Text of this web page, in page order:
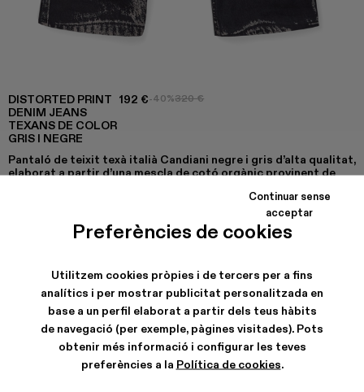
Preferències de cookies
Utilitzem cookies pròpies i de tercers per a fins
analítics i per mostrar publicitat personalitzada en
base a un perfil elaborat a partir dels teus hàbits
de navegació (per exemple, pàgines visitades). Pots
obtenir més informació i configurar les teves
preferències a la Política de cookies.
Continuar sense
acceptar
DISTORTED PRINT
DENIM JEANS
TEXANS DE COLOR
GRIS I NEGRE
192 €-40%320 €
Pantaló de teixit texà italià Candiani negre i gris d’alta qualitat,
elaborat a partir d’una mescla de cotó orgànic provinent de
que ofereix una resistència superior i un tacte suau.
DISTORTED PRINT DENIM JEANS - AU00006-011
DISTORTED PRINT DENIM JEANS - AU00006-010
Denim Jeans - AU00006-009
Denim Jeans - AU00006-008
Denim Jeans - AU00006-007
Denim Jeans - AU00006-
DISTORTED PRINT
CARACTERÍSTIQUES